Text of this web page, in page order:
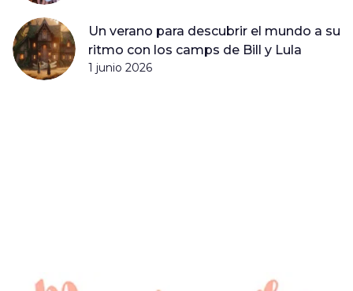
Un verano para descubrir el mundo a su
ritmo con los camps de Bill y Lula
1 junio 2026